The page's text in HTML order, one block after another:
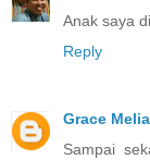
Anak saya
Reply
Grace Melia
Sampai